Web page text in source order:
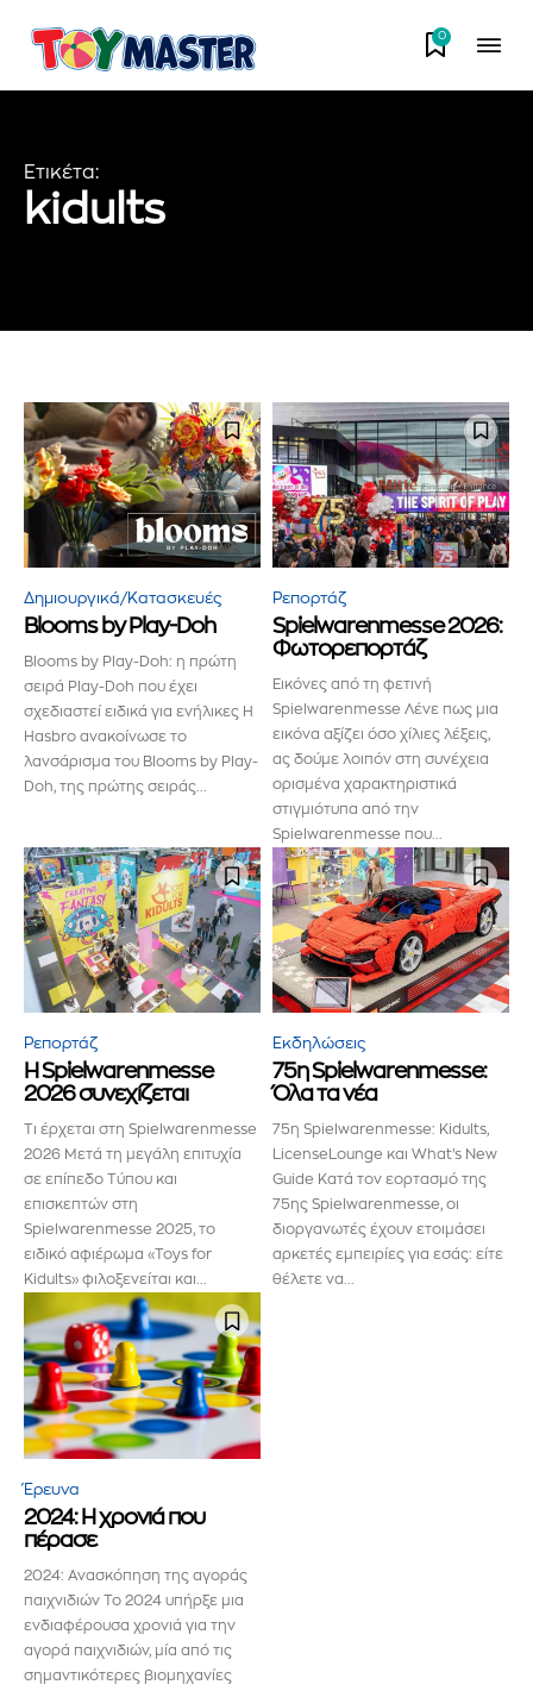
Εγγραφείτε στο Newsletter του
PetshopMarket.gr και
ενημερωθείτε πρώτοι για τα νέα
προϊόντα και τις εξελίξεις της
αγοράς.
Για να εγγραφείτε, απλώς εισάγετε τη διεύθυνση email σας
στον ιστότοπό μας ή κάντε κλικ στο κουμπί εγγραφής
παρακάτω. Μην ανησυχείτε, σεβόμαστε την ιδιωτικότητά σας
και δεν θα σας στείλουμε ανεπιθύμητα μηνύματα. Οι
πληροφορίες σας είναι ασφαλείς μαζί μας.
Διάβασα και αποδέχομαι τηνΠολιτική Απορρήτου .
0
Ετικέτα:
kidults
Δημιουργικά/Κατασκευές
Blooms by Play-Doh
Blooms by Play-Doh: η πρώτη
σειρά Play-Doh που έχει
σχεδιαστεί ειδικά για ενήλικες Η
Hasbro ανακοίνωσε το
λανσάρισμα του Blooms by Play-
Doh, της πρώτης σειράς...
Ρεπορτάζ
Spielwarenmesse 2026:
Φωτορεπορτάζ
Εικόνες από τη φετινή
Spielwarenmesse Λένε πως μια
εικόνα αξίζει όσο χίλιες λέξεις,
ας δούμε λοιπόν στη συνέχεια
ορισμένα χαρακτηριστικά
στιγμιότυπα από την
Spielwarenmesse που...
Ρεπορτάζ
Η Spielwarenmesse
2026 συνεχίζεται
Τι έρχεται στη Spielwarenmesse
2026 Μετά τη μεγάλη επιτυχία
σε επίπεδο Τύπου και
επισκεπτών στη
Spielwarenmesse 2025, το
ειδικό αφιέρωμα «Toys for
Kidults» φιλοξενείται και...
Εκδηλώσεις
75η Spielwarenmesse:
Όλα τα νέα
75η Spielwarenmesse: Kidults,
LicenseLounge και What’s New
Guide Κατά τον εορτασμό της
75ης Spielwarenmesse, οι
διοργανωτές έχουν ετοιμάσει
αρκετές εμπειρίες για εσάς: είτε
θέλετε να...
Έρευνα
2024: Η χρονιά που
πέρασε
2024: Ανασκόπηση της αγοράς
παιχνιδιών Το 2024 υπήρξε μια
ενδιαφέρουσα χρονιά για την
αγορά παιχνιδιών, μία από τις
σημαντικότερες βιομηχανίες